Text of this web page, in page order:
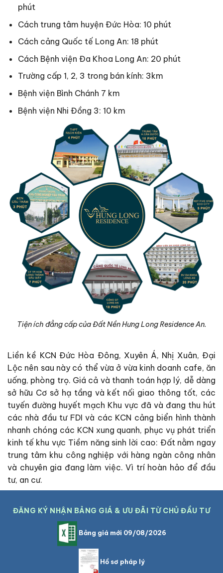
phút
Cách trung tâm huyện Đức Hòa: 10 phút
Cách cảng Quốc tế Long An: 18 phút
Cách Bệnh viện Đa Khoa Long An: 20 phút
Trường cấp 1, 2, 3 trong bán kính: 3km
Bệnh viện Bình Chánh 7 km
Bệnh viện Nhi Đồng 3: 10 km
Tiện ích đẳng cấp của Đất Nền Hưng Long Residence An.
Liền kề KCN Đức Hòa Đông, Xuyên Á, Nhị Xuân, Đại
Lộc nên sau này có thể vừa ở vừa kinh doanh cafe, ăn
uống, phòng trọ. Giá cả và thanh toán hợp lý, dễ dàng
sở hữu Cơ sở hạ tầng và kết nối giao thông tốt, các
tuyến đường huyết mạch Khu vực đã và đang thu hút
các nhà đầu tư FDI và các KCN cảng biển hình thành
nhanh chóng các KCN xung quanh, phục vụ phát triển
kinh tế khu vực Tiềm năng sinh lời cao: Đất nằm ngay
trung tâm khu công nghiệp với hàng ngàn công nhân
và chuyên gia đang làm việc. Vì trí hoàn hảo để đầu
tư, an cư.
ĐĂNG KÝ NHẬN BẢNG GIÁ & ƯU ĐÃI TỪ CHỦ ĐẦU TƯ
Bảng giá mới 09/08/2026
Hồ sơ pháp lý